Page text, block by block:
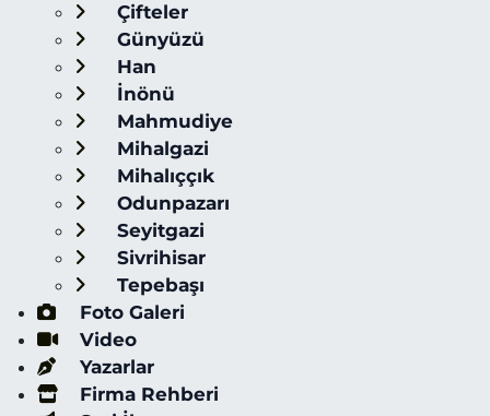
Çifteler
Günyüzü
Han
İnönü
Mahmudiye
Mihalgazi
Mihalıççık
Odunpazarı
Seyitgazi
Sivrihisar
Tepebaşı
Foto Galeri
Video
Yazarlar
Firma Rehberi